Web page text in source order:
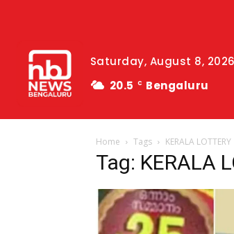
Saturday, August 8, 2026
20.5
C Bengaluru
Home Tags KERALA LOTTERY
Tag: KERALA